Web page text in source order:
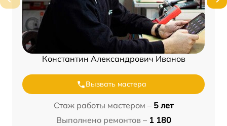
Константин Александрович Иванов
Вызвать мастера
Стаж работы мастером – 5 лет
Выполнено ремонтов – 1 180